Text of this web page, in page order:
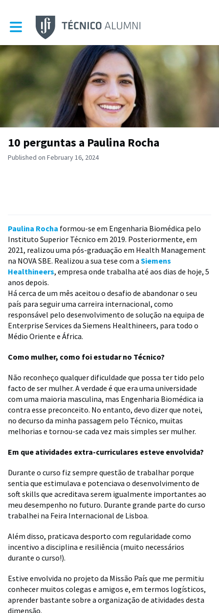
Toggle main navigation
10 perguntas a Paulina Rocha
Published on February 16, 2024
Paulina Rocha formou-se em Engenharia Biomédica pelo
Instituto Superior Técnico em 2019. Posteriormente, em
2021, realizou uma pós-graduação em Health Management
na NOVA SBE. Realizou a sua tese com a Siemens
Healthineers, empresa onde trabalha até aos dias de hoje, 5
anos depois.
Há cerca de um mês aceitou o desafio de abandonar o seu
país para seguir uma carreira internacional, como
responsável pelo desenvolvimento de solução na equipa de
Enterprise Services da Siemens Healthineers, para todo o
Médio Oriente e África.
Como mulher, como foi estudar no Técnico?
Não reconheço qualquer dificuldade que possa ter tido pelo
facto de ser mulher. A verdade é que era uma universidade
com uma maioria masculina, mas Engenharia Biomédica ia
contra esse preconceito. No entanto, devo dizer que notei,
no decurso da minha passagem pelo Técnico, muitas
melhorias e tornou-se cada vez mais simples ser mulher.
Em que atividades extra-curriculares esteve envolvida?
Durante o curso fiz sempre questão de trabalhar porque
sentia que estimulava e potenciava o desenvolvimento de
soft skills que acreditava serem igualmente importantes ao
meu desempenho no futuro. Durante grande parte do curso
trabalhei na Feira Internacional de Lisboa.
Além disso, praticava desporto com regularidade como
incentivo a disciplina e resiliência (muito necessários
durante o curso!).
Estive envolvida no projeto da Missão País que me permitiu
conhecer muitos colegas e amigos e, em termos logísticos,
aprender bastante sobre a organização de atividades desta
dimensão.